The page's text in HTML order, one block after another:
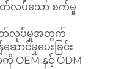
တ်လပ်သော စက်မှု
ထုတ်လုပ်မှုအတွက်
ာင်မှုပေးခြင်း
ကို OEM နှင့် ODM